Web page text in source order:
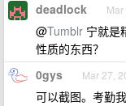
deadlock
@Tumblr 宁就是
性质的东西？
0gys Mar 27,
可以截图。考勤